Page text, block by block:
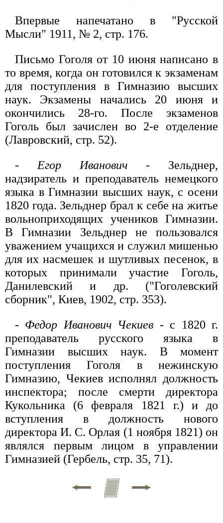
Впервые напечатано в "Русской
Мысли" 1911, № 2, стр. 176.
Письмо Гоголя от 10 июня написано в
то время, когда он готовился к экзаменам
для поступления в Гимназию высших
наук. Экзамены начались 20 июня и
окончились 28-го. После экзаменов
Гоголь был зачислен во 2-е отделение
(Лавровский, стр. 52).
- Егор Иванович - Зельднер,
надзиратель и преподаватель немецкого
языка в Гимназии высших наук, с осени
1820 года. Зельднер брал к себе на житье
вольноприходящих учеников Гимназии.
В Гимназии Зельднер не пользовался
уважением учащихся и служил мишенью
для их насмешек и шутливых песенок, в
которых принимали участие Гоголь,
Данилевский и др. ("Гоголевский
сборник", Киев, 1902, стр. 353).
- Федор Иванович Чекиев - с 1820 г.
преподаватель русского языка в
Гимназии высших наук. В момент
поступления Гоголя в нежинскую
Гимназию, Чекиев исполнял должность
инспектора; после смерти директора
Кукольника (6 февраля 1821 г.) и до
вступления в должность нового
директора И. С. Орлая (1 ноября 1821) он
являлся первым лицом в управлении
Гимназией (Гербель, стр. 35, 71).